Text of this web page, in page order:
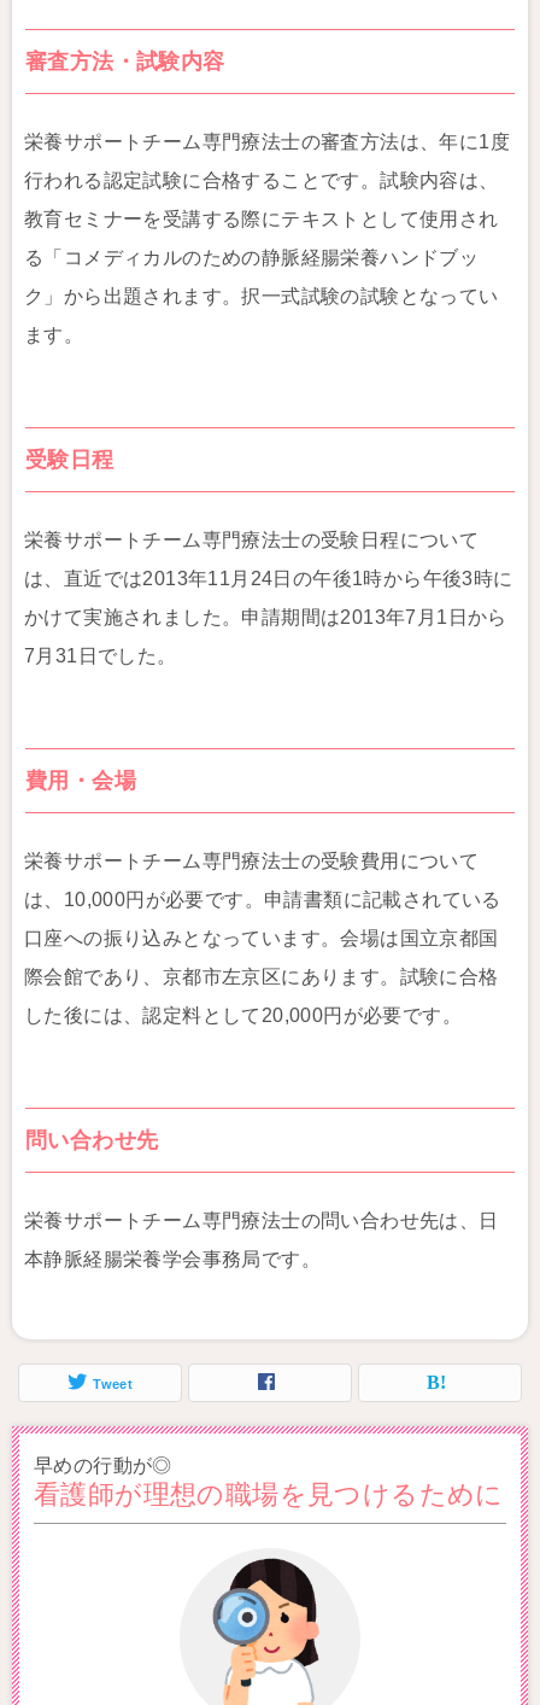
審査方法・試験内容
栄養サポートチーム専門療法士の審査方法は、年に1度
行われる認定試験に合格することです。試験内容は、
教育セミナーを受講する際にテキストとして使用され
る「コメディカルのための静脈経腸栄養ハンドブッ
ク」から出題されます。択一式試験の試験となってい
ます。
受験日程
栄養サポートチーム専門療法士の受験日程について
は、直近では2013年11月24日の午後1時から午後3時に
かけて実施されました。申請期間は2013年7月1日から
7月31日でした。
費用・会場
栄養サポートチーム専門療法士の受験費用について
は、10,000円が必要です。申請書類に記載されている
口座への振り込みとなっています。会場は国立京都国
際会館であり、京都市左京区にあります。試験に合格
した後には、認定料として20,000円が必要です。
問い合わせ先
栄養サポートチーム専門療法士の問い合わせ先は、日
本静脈経腸栄養学会事務局です。
Tweet
早めの行動が◎
看護師が理想の職場を見つけるために